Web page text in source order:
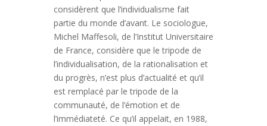
considèrent que l’individualisme fait
partie du monde d’avant. Le sociologue,
Michel Maffesoli, de l’Institut Universitaire
de France, considère que le tripode de
l’individualisation, de la rationalisation et
du progrès, n’est plus d’actualité et qu’il
est remplacé par le tripode de la
communauté, de l’émotion et de
l’immédiateté. Ce qu’il appelait, en 1988,